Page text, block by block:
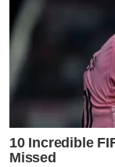
10 Incredible
Missed